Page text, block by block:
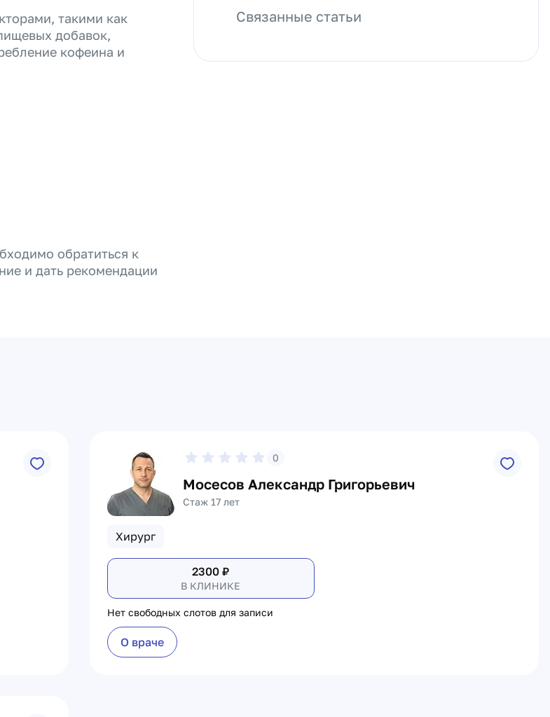
такими как
добавок,
кофеина и
обратиться к
и дать рекомендации
Связанные статьи
0
Мосесов Александр Григорьевич
Стаж 17 лет
Хирург
2300 ₽
В КЛИНИКЕ
Нет свободных слотов для записи
О враче